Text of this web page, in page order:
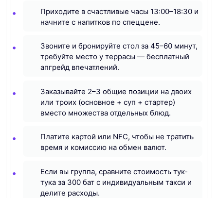
Приходите в счастливые часы 13:00–18:30 и
начните с напитков по спеццене.
Звоните и бронируйте стол за 45–60 минут,
требуйте место у террасы — бесплатный
апгрейд впечатлений.
Заказывайте 2–3 общие позиции на двоих
или троих (основное + суп + стартер)
вместо множества отдельных блюд.
Платите картой или NFC, чтобы не тратить
время и комиссию на обмен валют.
Если вы группа, сравните стоимость тук-
тука за 300 бат с индивидуальным такси и
делите расходы.